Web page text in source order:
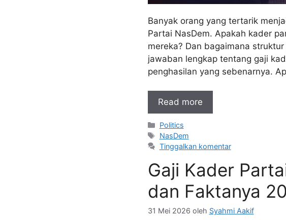
Banyak orang yang tertarik
Partai NasDem. Apakah kader
mereka? Dan bagaimana
jawaban lengkap tentang gaji
penghasilan yang sebenarnya.
Read more
Kategori
Politics
Tag
NasDem
Tinggalkan komentar
Gaji Kader
dan Faktanya
31 Mei 2026 oleh Syahmi Aakif